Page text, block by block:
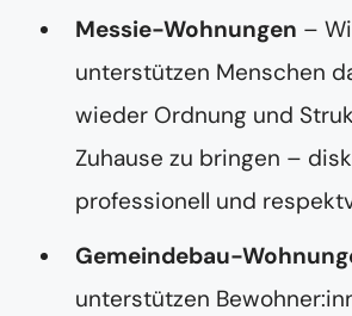
r
Messie-Wohnungen –
unterstützen Menschen
wieder Ordnung und
Zuhause zu bringen –
professionell und
Gemeindebau-
unterstützen